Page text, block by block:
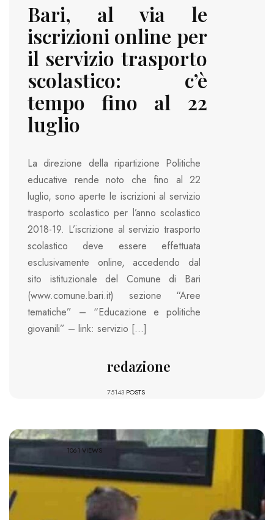
Bari, al via le
iscrizioni online per
il servizio trasporto
scolastico: c’è
tempo fino al 22
luglio
La direzione della ripartizione Politiche
educative rende noto che fino al 22
luglio, sono aperte le iscrizioni al servizio
trasporto scolastico per l’anno scolastico
2018-19. L’iscrizione al servizio trasporto
scolastico deve essere effettuata
esclusivamente online, accedendo dal
sito istituzionale del Comune di Bari
(www.comune.bari.it) sezione “Aree
tematiche” – “Educazione e politiche
giovanili” – link: servizio […]
redazione
75143 POSTS
1061 VIEWS